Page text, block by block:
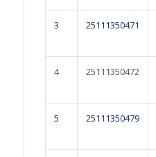
3 25111350471
4 25111350472
5 25111350479